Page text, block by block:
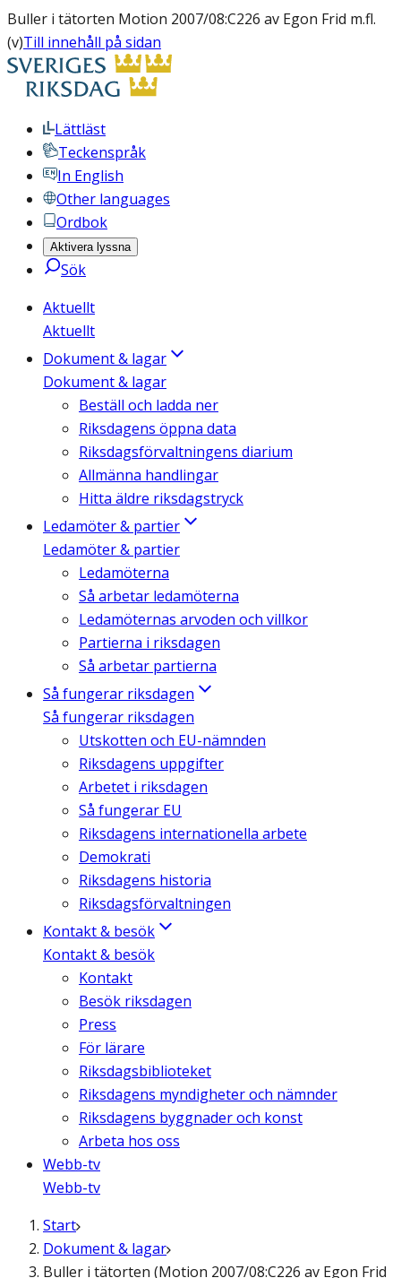
Buller i tätorten Motion 2007/08:C226 av Egon Frid m.fl.
(v)Till innehåll på sidan
Lättläst
Teckenspråk
In English
Other languages
Ordbok
Aktivera lyssna
Sök
Aktuellt
Aktuellt
Dokument & lagar
Dokument & lagar
Beställ och ladda ner
Riksdagens öppna data
Riksdagsförvaltningens diarium
Allmänna handlingar
Hitta äldre riksdagstryck
Ledamöter & partier
Ledamöter & partier
Ledamöterna
Så arbetar ledamöterna
Ledamöternas arvoden och villkor
Partierna i riksdagen
Så arbetar partierna
Så fungerar riksdagen
Så fungerar riksdagen
Utskotten och EU-nämnden
Riksdagens uppgifter
Arbetet i riksdagen
Så fungerar EU
Riksdagens internationella arbete
Demokrati
Riksdagens historia
Riksdagsförvaltningen
Kontakt & besök
Kontakt & besök
Kontakt
Besök riksdagen
Press
För lärare
Riksdagsbiblioteket
Riksdagens myndigheter och nämnder
Riksdagens byggnader och konst
Arbeta hos oss
Webb-tv
Webb-tv
Start
Dokument & lagar
Buller i tätorten (Motion 2007/08:C226 av Egon Frid